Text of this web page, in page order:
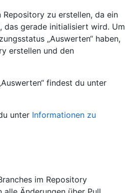
zu erstellen, da ein
das gerade initialisiert wird. Um
„Auswerten“ haben,
erstellen und den
findest du unter
unter Informationen zu
im Repository